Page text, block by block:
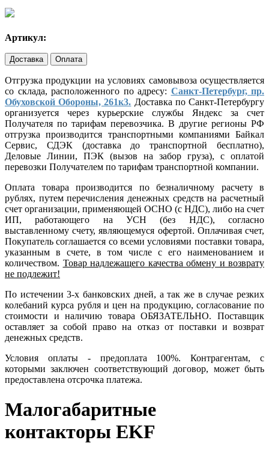
Артикул:
Доставка Оплата
Отгрузка продукции на условиях самовывоза осуществляется
со склада, расположенного по адресу: Санкт-Петербург, пр.
Обуховской Обороны, 261к3. Доставка по Санкт-Петербургу
организуется через курьерские службы Яндекс за счет
Получателя по тарифам перевозчика. В другие регионы РФ
отгрузка производится транспортными компаниями Байкал
Сервис, СДЭК (доставка до транспортной бесплатно),
Деловые Линии, ПЭК (вызов на забор груза), с оплатой
перевозки Получателем по тарифам транспортной компании.
Оплата товара производится по безналичному расчету в
рублях, путем перечисления денежных средств на расчетный
счет организации, применяющей ОСНО (с НДС), либо на счет
ИП, работающего на УСН (без НДС), согласно
выставленному счету, являющемуся офертой. Оплачивая счет,
Покупатель соглашается со всеми условиями поставки товара,
указанным в счете, в том числе с его наименованием и
количеством. Товар надлежащего качества обмену и возврату
не подлежит!
По истечении 3-х банковских дней, а так же в случае резких
колебаний курса рубля и цен на продукцию, согласование по
стоимости и наличию товара ОБЯЗАТЕЛЬНО. Поставщик
оставляет за собой право на отказ от поставки и возврат
денежных средств.
Условия оплаты - предоплата 100%. Контрагентам, с
которыми заключен соответствующий договор, может быть
предоставлена отсрочка платежа.
Малогабаритные
контакторы EKF